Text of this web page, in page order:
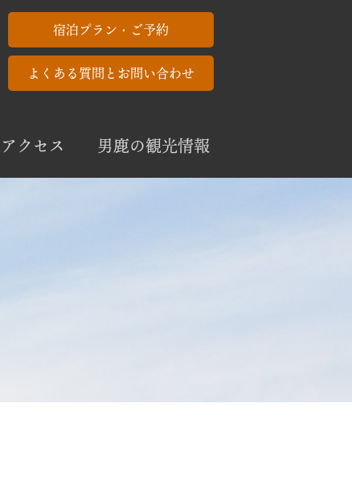
宿泊プラン・ご予約
よくある質問とお問い合わせ
クセス 男鹿の観光情報